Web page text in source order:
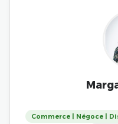
Commerce | Négoce |